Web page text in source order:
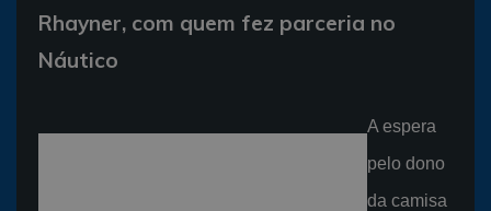
Rhayner, com quem fez parceria no
Náutico
A espera
pelo dono
da camisa